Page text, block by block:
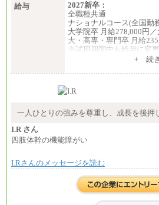
給与
2027新卒：
全職種共通
ナショナルコース(全国勤
大学院卒 月給278,000円
大・高専・専門卒 月給
※試用期間中も給与に変
大学院卒 月給264,000円
※試用期間中も給与に変更
月給：250,000円～400,000
+ 続
一人ひとりの強みを尊重し、成長を後押
I.R さん
四肢体幹の機能障がい
I.Rさんのメッセージを読む